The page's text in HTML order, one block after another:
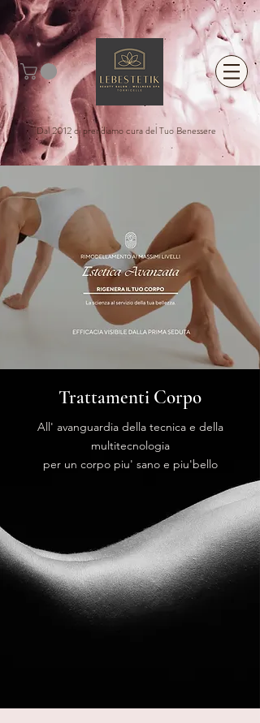
Dal 2012 ci prendiamo cura del Tuo Benessere
Trattamenti Corpo
All' avanguardia della tecnica e della
multitecnologia
per un corpo piu' sano e piu'bello